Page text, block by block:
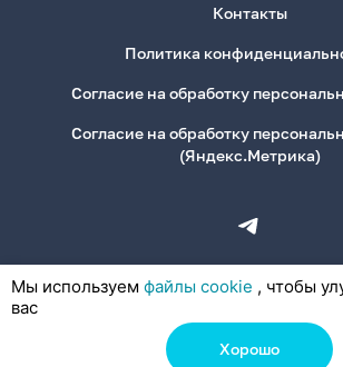
Контакты
Политика
Согласие на обработку
Согласие на обработку
(Яндекс.Метрика)
© 2026, ООО «Деловая
Мы используем файлы cookie , чтобы
вас
Хорошо